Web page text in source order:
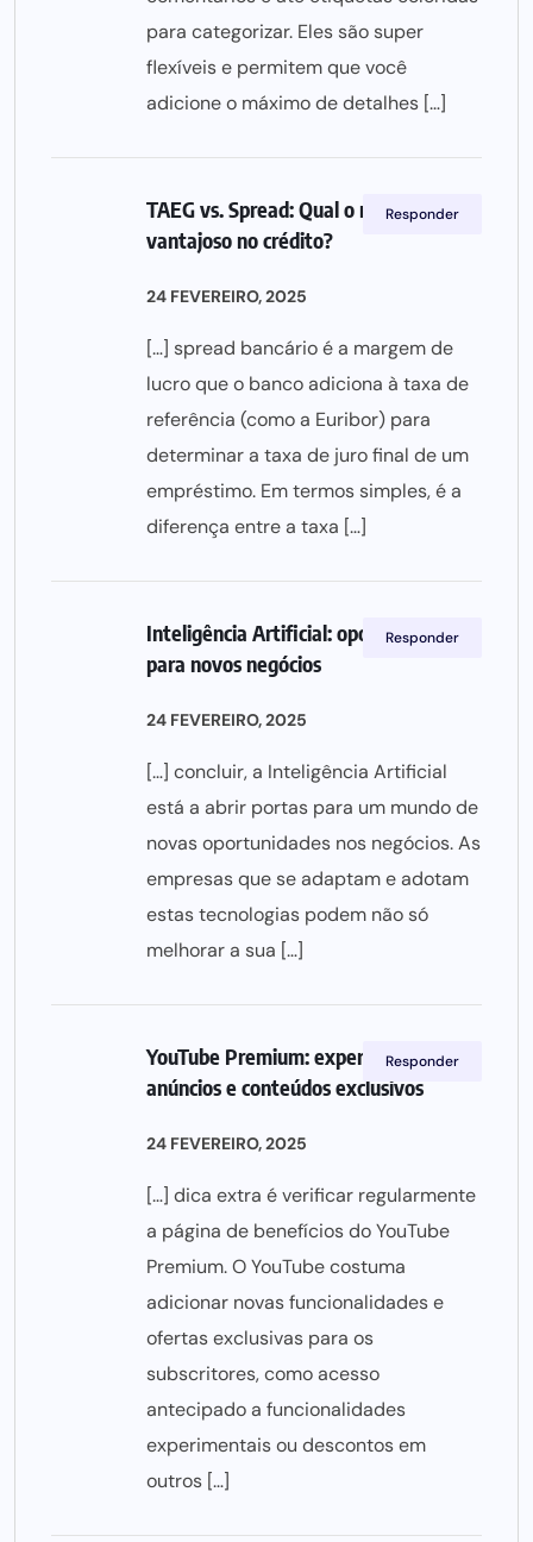
para categorizar. Eles são super
flexíveis e permitem que você
adicione o máximo de detalhes […]
TAEG vs. Spread: Qual o mais
vantajoso no crédito?
24 FEVEREIRO, 2025
[…] spread bancário é a margem de
lucro que o banco adiciona à taxa de
referência (como a Euribor) para
determinar a taxa de juro final de um
empréstimo. Em termos simples, é a
diferença entre a taxa […]
Responder
Inteligência Artificial: oportunidades
para novos negócios
24 FEVEREIRO, 2025
[…] concluir, a Inteligência Artificial
está a abrir portas para um mundo de
novas oportunidades nos negócios. As
empresas que se adaptam e adotam
estas tecnologias podem não só
melhorar a sua […]
Responder
YouTube Premium: experiência sem
anúncios e conteúdos exclusivos
24 FEVEREIRO, 2025
[…] dica extra é verificar regularmente
a página de benefícios do YouTube
Premium. O YouTube costuma
adicionar novas funcionalidades e
ofertas exclusivas para os
subscritores, como acesso
antecipado a funcionalidades
experimentais ou descontos em
outros […]
Responder